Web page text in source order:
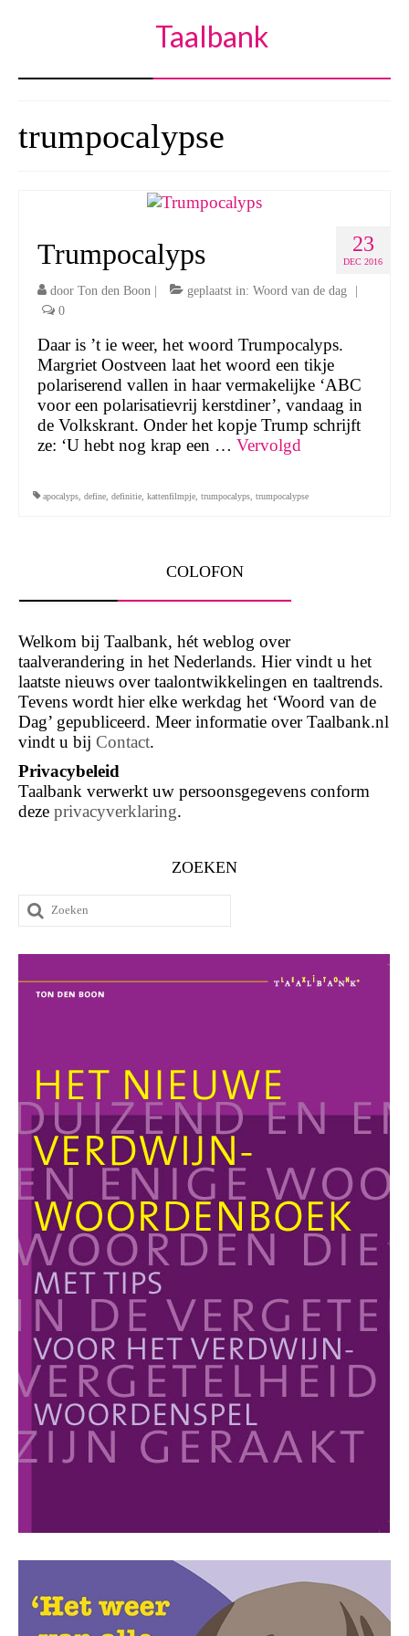
Taalbank
trumpocalypse
23
DEC 2016
Trumpocalyps
door Ton den Boon | geplaatst in: Woord van de dag
|
0
Daar is ’t ie weer, het woord Trumpocalyps.
Margriet Oostveen laat het woord een tikje
polariserend vallen in haar vermakelijke ‘ABC
voor een polarisatievrij kerstdiner’, vandaag in
de Volkskrant. Onder het kopje Trump schrijft
ze: ‘U hebt nog krap een … Vervolgd
apocalyps define definitie kattenfilmpje trumpocalyps trumpocalypse
COLOFON
Welkom bij Taalbank, hét weblog over
taalverandering in het Nederlands. Hier vindt u het
laatste nieuws over taalontwikkelingen en taaltrends.
Tevens wordt hier elke werkdag het ‘Woord van de
Dag’ gepubliceerd. Meer informatie over Taalbank.nl
vindt u bij Contact.
Privacybeleid
Taalbank verwerkt uw persoonsgegevens conform
deze privacyverklaring.
ZOEKEN
Zoeken
naar: